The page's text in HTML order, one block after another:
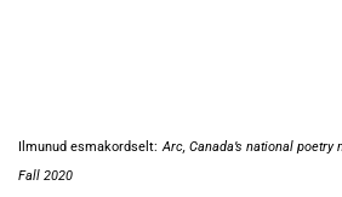
Ilmunud esmakordselt: Arc, Canada’s national poetry
Fall 2020